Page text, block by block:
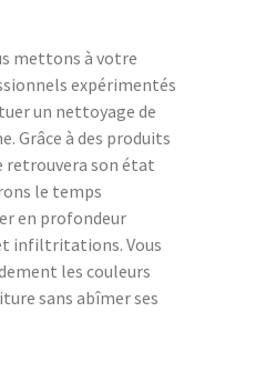
mettons à votre
expérimentés
un nettoyage de
Grâce à des produits
son état
le temps
en profondeur
infiltritations. Vous
les couleurs
sans abîmer ses